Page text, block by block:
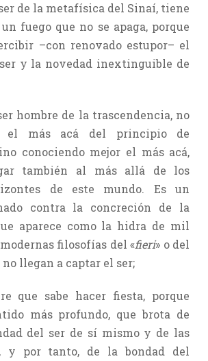
de la metafísica del Sinaí, tiene
fuego que no se apaga, porque
–con renovado estupor– el
y la novedad inextinguible de
hombre de la trascendencia, no
el más acá del principio de
conociendo mejor el más acá,
también al más allá de los
de este mundo. Es un
contra la concreción de la
aparece como la hidra de mil
filosofías del «fieri» o del
llegan a captar el ser;
que sabe hacer fiesta, porque
más profundo, que brota de
del ser de sí mismo y de las
y por tanto, de la bondad del